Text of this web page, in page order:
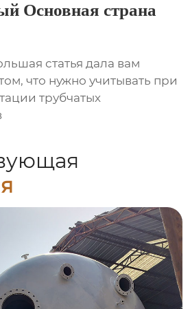
Основная страна
статья дала вам
что нужно учитывать при
трубчатых